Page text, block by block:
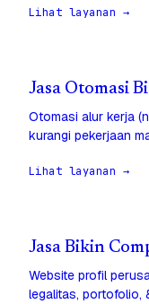
Lihat layanan →
Jasa Otomasi
Otomasi alur kerja
kurangi pekerjaan
Lihat layanan →
Jasa Bikin
Website profil
legalitas, portofolio,